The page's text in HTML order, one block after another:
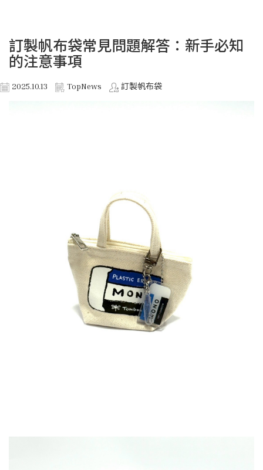
訂製帆布袋常見問題解答：新手必知
的注意事項
2025.10.13 TopNews 訂製帆布袋